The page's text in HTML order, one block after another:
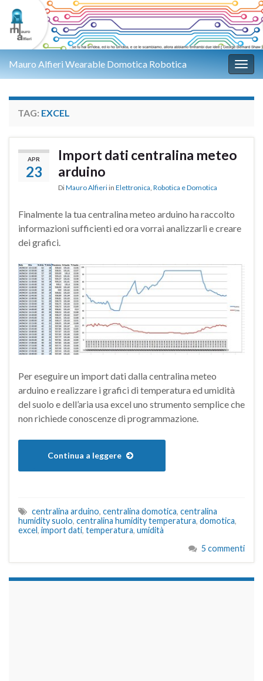
Mauro Alfieri Wearable Domotica Robotica
TAG: EXCEL
APR
23
Import dati centralina meteo
arduino
DiMauro Alfieri in Elettronica, Robotica e Domotica
Finalmente la tua centralina meteo arduino ha raccolto
informazioni sufficienti ed ora vorrai analizzarli e creare
dei grafici.
Per eseguire un import dati dalla centralina meteo
arduino e realizzare i grafici di temperatura ed umidità
del suolo e dell’aria usa excel uno strumento semplice che
non richiede conoscenze di programmazione.
Continua a leggere
centralina arduino, centralina domotica, centralina
humidity suolo, centralina humidity temperatura, domotica,
excel, import dati, temperatura, umidità
5 commenti